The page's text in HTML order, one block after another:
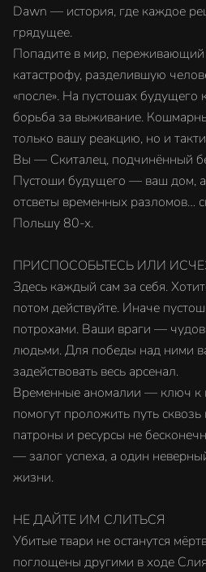
Dawn — история, где каждое
грядущее.
Попадите в мир,
катастрофу, разделившую
«после». На пустошах
борьба за выживание.
только вашу реакцию, но и
Вы — Скиталец, подчинённый
Пустоши будущего — ваш дом,
отсветы временных разломов…
Польшу 80-х.
ПРИСПОСОБЬТЕСЬ ИЛИ
Здесь каждый сам за себя.
потом действуйте. Иначе
потрохами. Ваши враги —
людьми. Для победы над ними
задействовать весь арсенал.
Временные аномалии — ключ
помогут проложить путь
патроны и ресурсы не
— залог успеха, а один
жизни.
НЕ ДАЙТЕ ИМ СЛИТЬСЯ
Убитые твари не останутся
поглощены другими в ходе